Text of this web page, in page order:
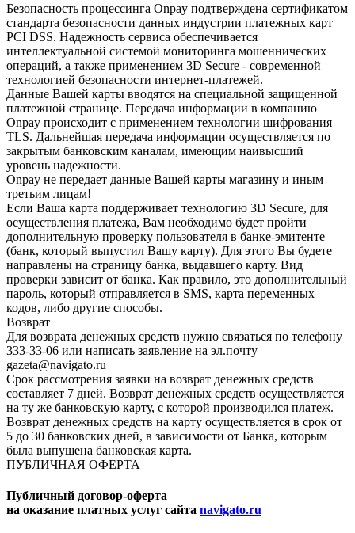
Безопасность процессинга Onpay подтверждена сертификатом
стандарта безопасности данных индустрии платежных карт
PCI DSS. Надежность сервиса обеспечивается
интеллектуальной системой мониторинга мошеннических
операций, а также применением 3D Secure - современной
технологией безопасности интернет-платежей.
Данные Вашей карты вводятся на специальной защищенной
платежной странице. Передача информации в компанию
Onpay происходит с применением технологии шифрования
TLS. Дальнейшая передача информации осуществляется по
закрытым банковским каналам, имеющим наивысший
уровень надежности.
Onpay не передает данные Вашей карты магазину и иным
третьим лицам!
Если Ваша карта поддерживает технологию 3D Secure, для
осуществления платежа, Вам необходимо будет пройти
дополнительную проверку пользователя в банке-эмитенте
(банк, который выпустил Вашу карту). Для этого Вы будете
направлены на страницу банка, выдавшего карту. Вид
проверки зависит от банка. Как правило, это дополнительный
пароль, который отправляется в SMS, карта переменных
кодов, либо другие способы.
Возврат
Для возврата денежных средств нужно связаться по телефону
333-33-06 или написать заявление на эл.почту
gazeta@navigato.ru
Срок рассмотрения заявки на возврат денежных средств
составляет 7 дней. Возврат денежных средств осуществляется
на ту же банковскую карту, с которой производился платеж.
Возврат денежных средств на карту осуществляется в срок от
5 до 30 банковских дней, в зависимости от Банка, которым
была выпущена банковская карта.
ПУБЛИЧНАЯ ОФЕРТА
Публичный договор-оферта
на оказание платных услуг сайта navigato.ru